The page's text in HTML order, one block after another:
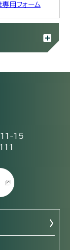
用フォーム
11-15